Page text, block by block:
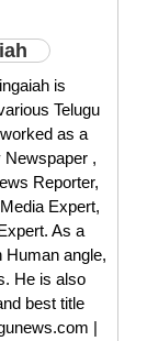
is
Telugu
as a
,
Reporter,
Expert,
As a
Human angle,
He is also
best title
|